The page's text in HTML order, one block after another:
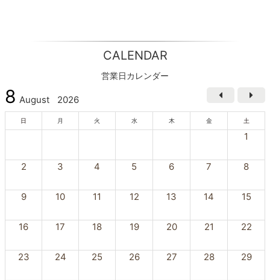
CALENDAR
営業日カレンダー
8 August 2026
日 月 火 水 木 金 土
1
2 3 4 5 6 7 8
9 10 11 12 13 14 15
16 17 18 19 20 21 22
23 24 25 26 27 28 29